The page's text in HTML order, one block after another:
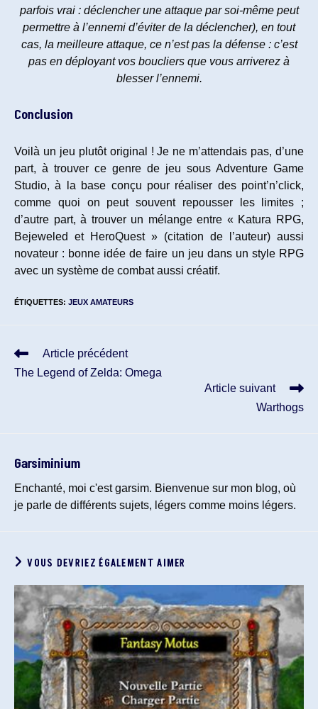
parfois vrai : déclencher une attaque par soi-même peut
permettre à l’ennemi d’éviter de la déclencher), en tout
cas, la meilleure attaque, ce n’est pas la défense : c’est
pas en déployant vos boucliers que vous arriverez à
blesser l’ennemi.
Conclusion
Voilà un jeu plutôt original ! Je ne m’attendais pas, d’une
part, à trouver ce genre de jeu sous Adventure Game
Studio, à la base conçu pour réaliser des point’n’click,
comme quoi on peut souvent repousser les limites ;
d’autre part, à trouver un mélange entre « Katura RPG,
Bejeweled et HeroQuest » (citation de l’auteur) aussi
novateur : bonne idée de faire un jeu dans un style RPG
avec un système de combat aussi créatif.
ÉTIQUETTES: JEUX AMATEURS
Read
more
articles
Article précédent
The Legend of Zelda: Omega
Article suivant
Warthogs
Garsiminium
Enchanté, moi c'est garsim. Bienvenue sur mon blog, où
je parle de différents sujets, légers comme moins légers.
VOUS DEVRIEZ ÉGALEMENT AIMER